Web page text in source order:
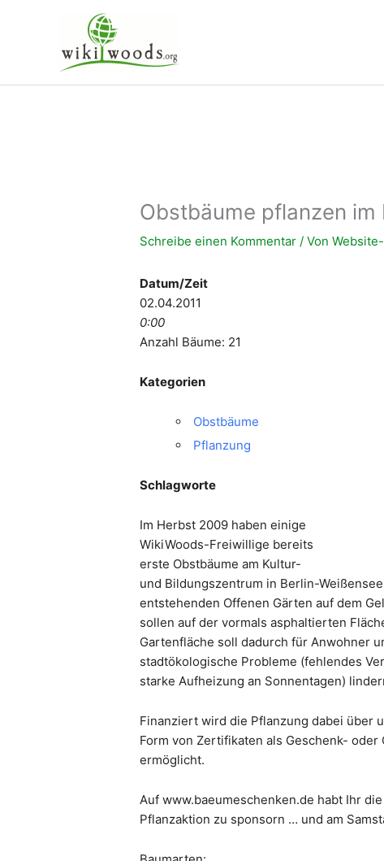
Obstbäume pflanzen im
Schreibe einen Kommentar / Von
Datum/Zeit
02.04.2011
0:00
Anzahl Bäume: 21
Kategorien
Obstbäume
Pflanzung
Schlagworte
Im Herbst 2009 haben einige
WikiWoods-Freiwillige bereits
erste Obstbäume am Kultur-
und Bildungszentrum in Berlin-
entstehenden Offenen Gärten auf dem
sollen auf der vormals asphaltierten
Gartenfläche soll dadurch für Anwohner
stadtökologische Probleme (fehlendes
starke Aufheizung an Sonnentagen)
Finanziert wird die Pflanzung dabei über
Form von Zertifikaten als Geschenk-
ermöglicht.
Auf www.baeumeschenken.de habt Ihr
Pflanzaktion zu sponsorn … und am